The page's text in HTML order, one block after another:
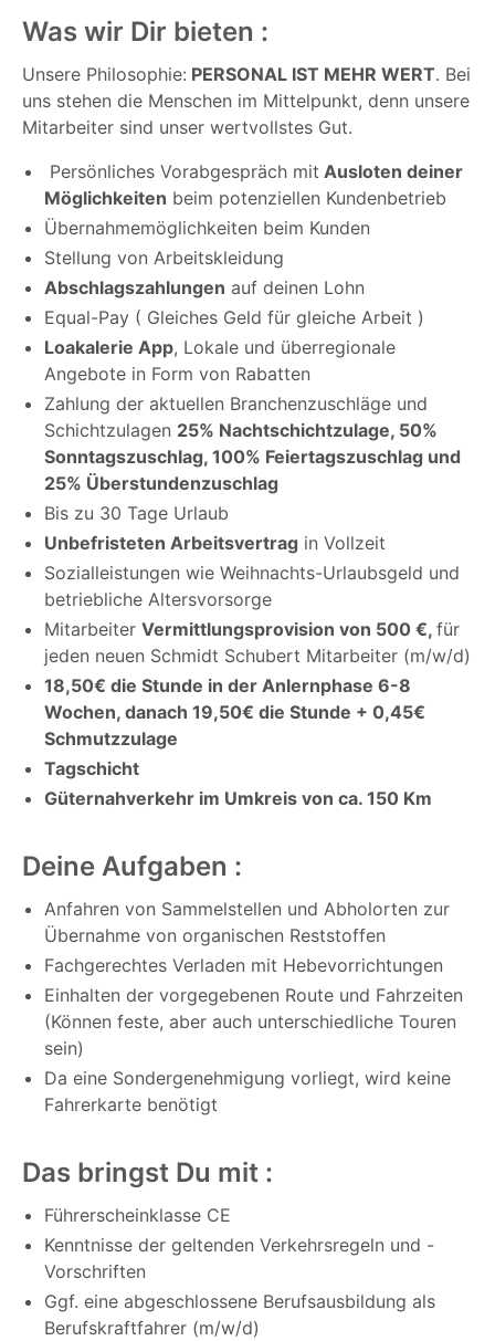
Was wir Dir bieten :
Unsere Philosophie: PERSONAL IST MEHR WERT. Bei
uns stehen die Menschen im Mittelpunkt, denn unsere
Mitarbeiter sind unser wertvollstes Gut.
Persönliches Vorabgespräch mit Ausloten deiner
Möglichkeiten beim potenziellen Kundenbetrieb
Übernahmemöglichkeiten beim Kunden
Stellung von Arbeitskleidung
Abschlagszahlungen auf deinen Lohn
Equal-Pay ( Gleiches Geld für gleiche Arbeit )
Loakalerie App, Lokale und überregionale
Angebote in Form von Rabatten
Zahlung der aktuellen Branchenzuschläge und
Schichtzulagen 25% Nachtschichtzulage, 50%
Sonntagszuschlag, 100% Feiertagszuschlag und
25% Überstundenzuschlag
Bis zu 30 Tage Urlaub
Unbefristeten Arbeitsvertrag in Vollzeit
Sozialleistungen wie Weihnachts-Urlaubsgeld und
betriebliche Altersvorsorge
Mitarbeiter Vermittlungsprovision von 500 €, für
jeden neuen Schmidt Schubert Mitarbeiter (m/w/d)
18,50€ die Stunde in der Anlernphase 6-8
Wochen, danach 19,50€ die Stunde + 0,45€
Schmutzzulage
Tagschicht
Güternahverkehr im Umkreis von ca. 150 Km
Deine Aufgaben :
Anfahren von Sammelstellen und Abholorten zur
Übernahme von organischen Reststoffen
Fachgerechtes Verladen mit Hebevorrichtungen
Einhalten der vorgegebenen Route und Fahrzeiten
(Können feste, aber auch unterschiedliche Touren
sein)
Da eine Sondergenehmigung vorliegt, wird keine
Fahrerkarte benötigt
Das bringst Du mit :
Führerscheinklasse CE
Kenntnisse der geltenden Verkehrsregeln und -
Vorschriften
Ggf. eine abgeschlossene Berufsausbildung als
Berufskraftfahrer (m/w/d)